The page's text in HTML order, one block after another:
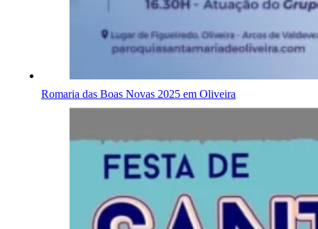
Romaria das Boas Novas 2025 em Oliveira